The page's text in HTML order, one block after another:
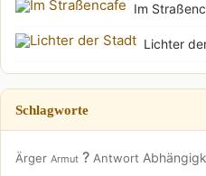
Im
Lichter
Schlagworte
Ärger Armut ? Antwort